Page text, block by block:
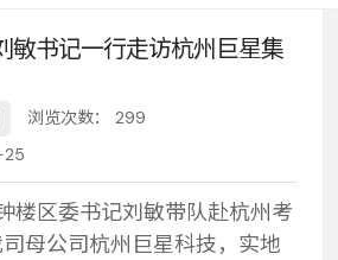
敏书记一行走访杭州巨星集
浏览次数： 299
楼区委书记刘敏带队赴杭州考
母公司杭州巨星科技，实地